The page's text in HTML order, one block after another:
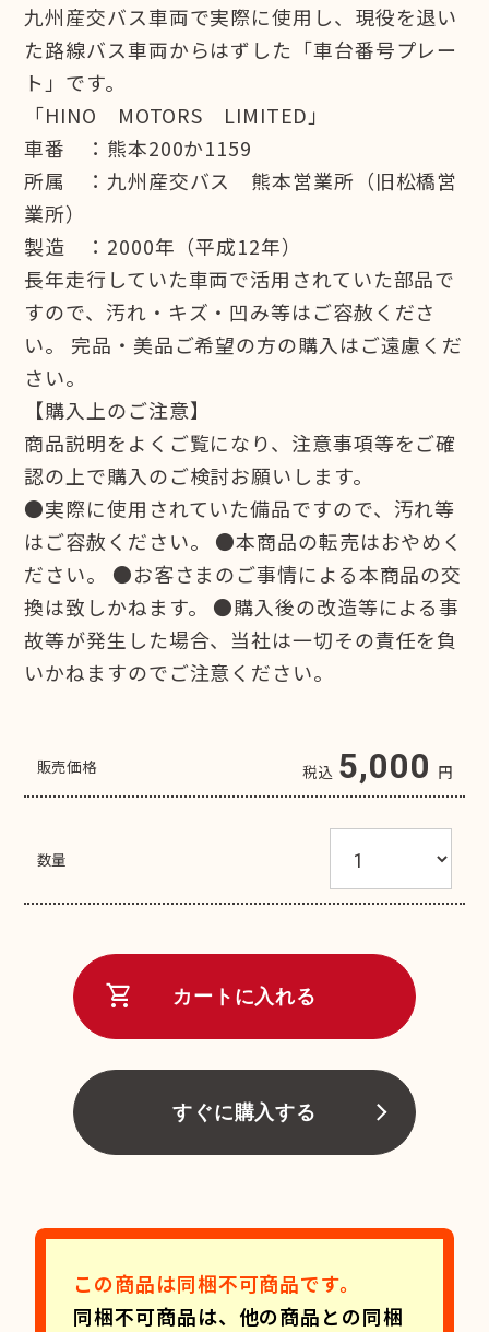
九州産交バス車両で実際に使用し、現役を退い
た路線バス車両からはずした「車台番号プレー
ト」です。
「HINO MOTORS LIMITED」
車番 ：熊本200か1159
所属 ：九州産交バス 熊本営業所（旧松橋営
業所）
製造 ：2000年（平成12年）
長年走行していた車両で活用されていた部品で
すので、汚れ・キズ・凹み等はご容赦くださ
い。 完品・美品ご希望の方の購入はご遠慮くだ
さい。
【購入上のご注意】
商品説明をよくご覧になり、注意事項等をご確
認の上で購入のご検討お願いします。
●実際に使用されていた備品ですので、汚れ等
はご容赦ください。 ●本商品の転売はおやめく
ださい。 ●お客さまのご事情による本商品の交
換は致しかねます。 ●購入後の改造等による事
故等が発生した場合、当社は一切その責任を負
いかねますのでご注意ください。
販売価格 税込 5,000 円
数量
shopping_cart カートに入れる
すぐに購入する
この商品は同梱不可商品です。
同梱不可商品は、他の商品との同梱